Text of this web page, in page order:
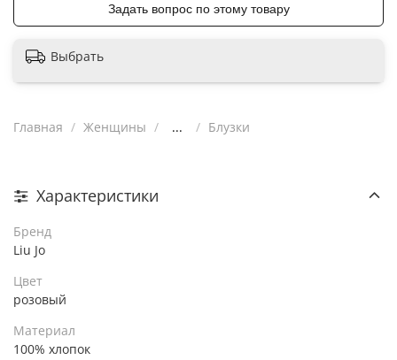
Задать вопрос по этому товару
Выбрать
Главная Женщины ... Блузки
Характеристики
Бренд
Liu Jo
Цвет
розовый
Материал
100% хлопок